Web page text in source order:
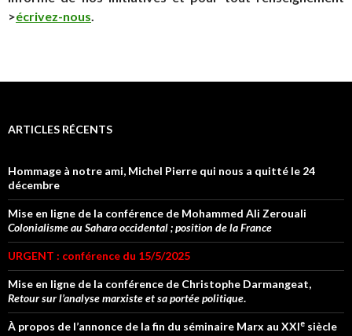
>écrivez-nous.
ARTICLES RÉCENTS
Hommage à notre ami, Michel Pierre qui nous a quitté le 24
décembre
Mise en ligne de la conférence de Mohammed Ali Zerouali
Colonialisme au Sahara occidental ; position de la France
URGENT : conférence du 15/5/2025
Mise en ligne de la conférence de Christophe Darmangeat,
Retour sur l’analyse marxiste et sa portée politique.
À propos de l’annonce de la fin du séminaire Marx au XXIe siècle